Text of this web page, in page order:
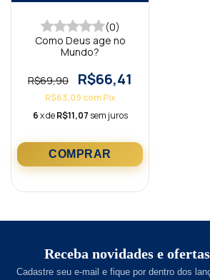
(0)
Como Deus age no
Mundo?
R$69,90 R$66,41
R$63,09 com Pix
6x deR$11,07 sem juros
Receba novidades e
Cadastre seu e-mail e fique por dentro dos